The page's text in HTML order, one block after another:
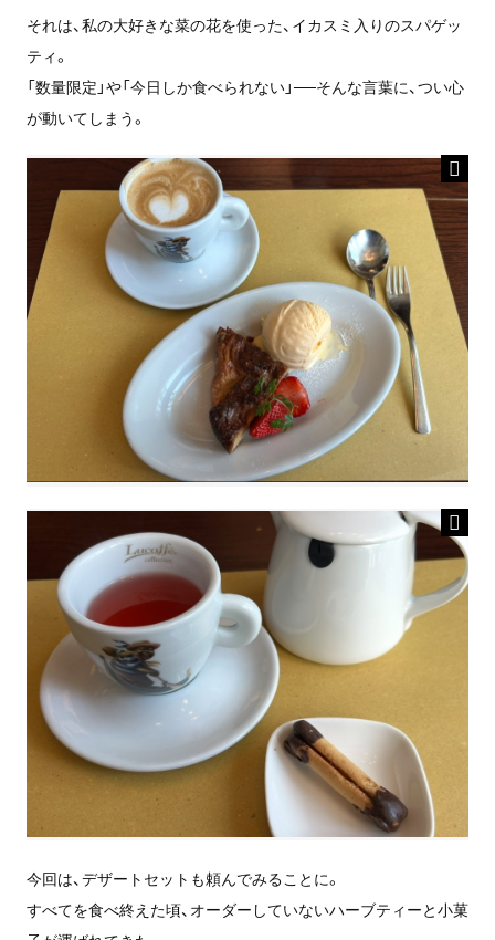
それは、私の大好きな菜の花を使った、イカスミ入りのスパゲッ
ティ。
「数量限定」や「今日しか食べられない」──そんな言葉に、つい心
が動いてしまう。
今回は、デザートセットも頼んでみることに。
すべてを食べ終えた頃、オーダーしていないハーブティーと小菓